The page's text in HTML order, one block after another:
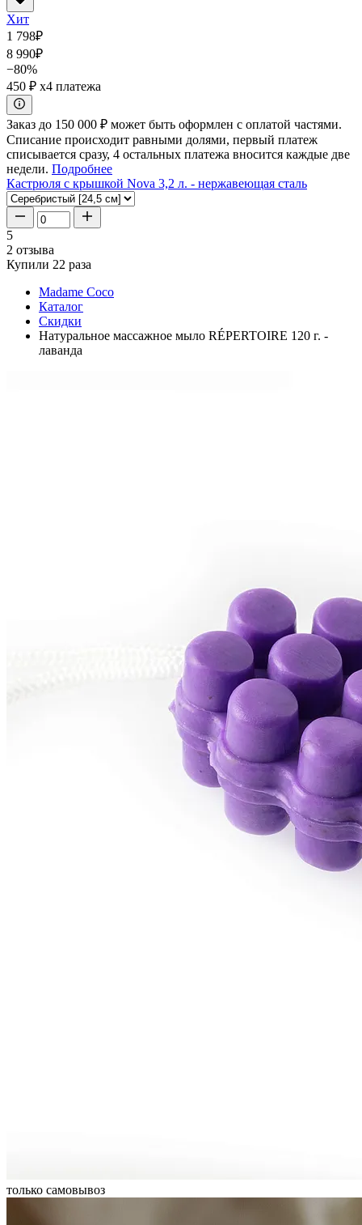
Хит
1 798₽
8 990₽
−80%
450 ₽ x4 платежа
Заказ до 150 000 ₽ может быть оформлен с оплатой частями.
Списание происходит равными долями, первый платеж
списывается сразу, 4 остальных платежа вносится каждые две
недели. Подробнее
Кастрюля с крышкой Nova 3,2 л. - нержавеющая сталь
5
2 отзыва
Купили 22 раза
Madame Coco
Каталог
Скидки
Натуральное массажное мыло RÉPERTOIRE 120 г. -
лаванда
только самовывоз